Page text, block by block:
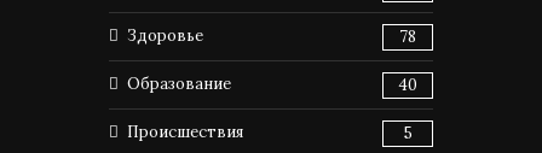
Здоровье 78
Образование 40
Происшествия 5